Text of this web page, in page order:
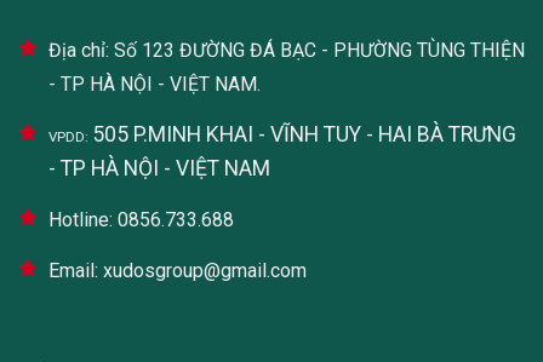
Địa chỉ: Số 123 ĐƯỜNG ĐÁ BẠC - PHƯỜNG TÙNG THIỆN
- TP HÀ NỘI - VIỆT NAM.
VPDD: 505 P.MINH KHAI - VĨNH TUY - HAI BÀ TRƯNG
- TP HÀ NỘI - VIỆT NAM
Hotline: 0856.733.688
Email: xudosgroup@gmail.com